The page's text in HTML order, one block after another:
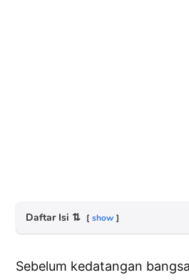
Daftar Isi ⇅ show
Sebelum kedatangan